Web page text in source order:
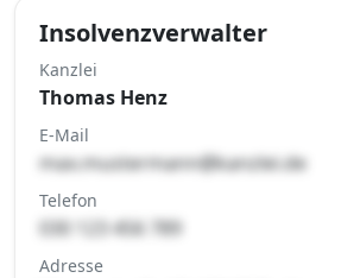
Insolvenzverwalter
Kanzlei
Thomas Henz
E-Mail
max.mustermann@kanzlei.de
Telefon
030 123 456 789
Adresse